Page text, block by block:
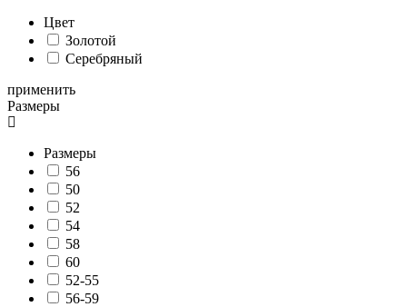
Цвет
Золотой
Серебряный
применить
Размеры
Размеры
56
50
52
54
58
60
52-55
56-59